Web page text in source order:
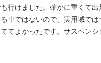
行けました。確かに重くて
車ではないので、実用域では
てよかったです。サスペン